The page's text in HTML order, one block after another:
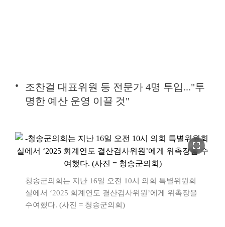
조찬걸 대표위원 등 전문가 4명 투입..."투
명한 예산 운영 이끌 것"
fullscreen
청송군의회는 지난 16일 오전 10시 의회 특별위원회
실에서 ‘2025 회계연도 결산검사위원’에게 위촉장을
수여했다. (사진 = 청송군의회)